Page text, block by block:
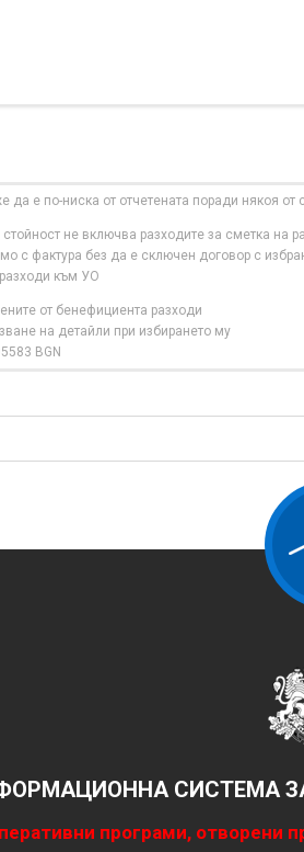
да е по-ниска от отчетената поради някоя от
не включва разходите за сметка на
с фактура без да е сключен договор с
към УО
от бенефициента разходи
на детайли при избирането му
BGN
СИСТЕМА
програми, отворени